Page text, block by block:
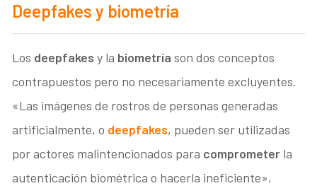
Deepfakes y biometría
Los deepfakes y la biometría son dos conceptos
contrapuestos pero no necesariamente excluyentes.
«Las imágenes de rostros de personas generadas
artificialmente, o deepfakes, pueden ser utilizadas
por actores malintencionados para comprometer la
autenticación biométrica o hacerla ineficiente»,